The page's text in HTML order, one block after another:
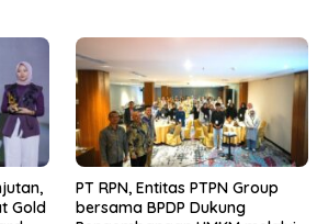
Gold
PT RPN, Entitas PTPN Group
bersama BPDP Dukung